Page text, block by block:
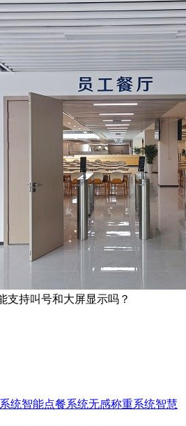
支持叫号和大屏显示吗？
统智能点餐系统无感称重系统智慧